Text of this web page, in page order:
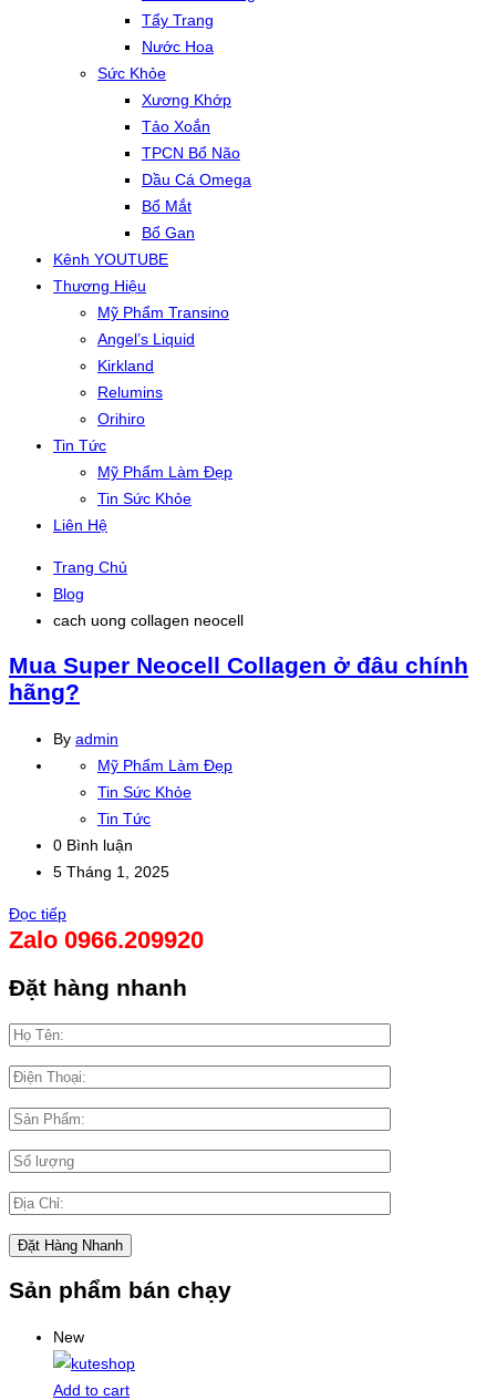
Tẩy Trang
Nước Hoa
Sức Khỏe
Xương Khớp
Tảo Xoắn
TPCN Bổ Não
Dầu Cá Omega
Bổ Mắt
Bổ Gan
Kênh YOUTUBE
Thương Hiệu
Mỹ Phẩm Transino
Angel’s Liquid
Kirkland
Relumins
Orihiro
Tin Tức
Mỹ Phẩm Làm Đẹp
Tin Sức Khỏe
Liên Hệ
Trang Chủ
Blog
cach uong collagen neocell
Mua Super Neocell Collagen ở đâu chính
hãng?
By admin
Mỹ Phẩm Làm Đẹp
Tin Sức Khỏe
Tin Tức
0 Bình luận
5 Tháng 1, 2025
Đọc tiếp
Zalo 0966.209920
Đặt hàng nhanh
Sản phẩm bán chạy
New
Add to cart